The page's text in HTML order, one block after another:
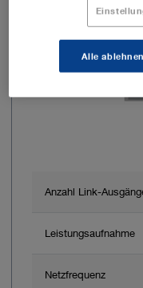
Anzahl Link-
Leistungsaufnahme
Netzfrequenz
Alle ablehnen